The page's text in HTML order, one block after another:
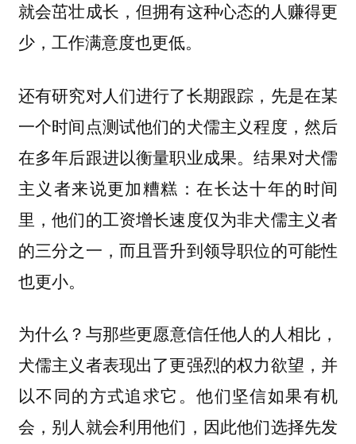
就会茁壮成长，但拥有这种心态的人赚得更
少，工作满意度也更低。
还有研究对人们进行了长期跟踪，先是在某
一个时间点测试他们的犬儒主义程度，然后
在多年后跟进以衡量职业成果。结果对犬儒
主义者来说更加糟糕：在长达十年的时间
里，他们的工资增长速度仅为非犬儒主义者
的三分之一，而且晋升到领导职位的可能性
也更小。
为什么？ 与那些更愿意信任他人的人相比，
犬儒主义者表现出了更强烈的权力欲望，并
以不同的方式追求它。他们坚信如果有机
会，别人就会利用他们，因此他们选择先发